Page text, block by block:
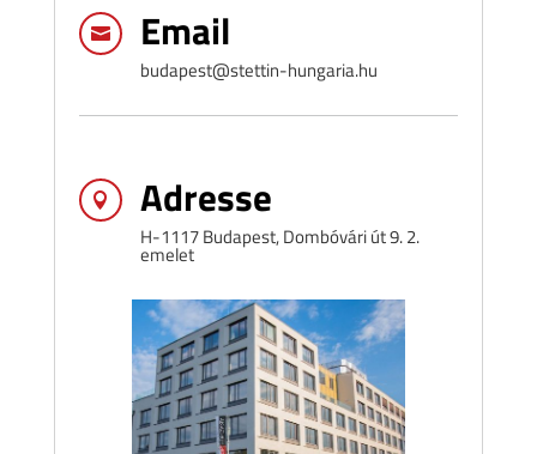
 Email
budapest@stettin-hungaria.hu
 Adresse
H-1117 Budapest, Dombóvári út 9. 2.
emelet